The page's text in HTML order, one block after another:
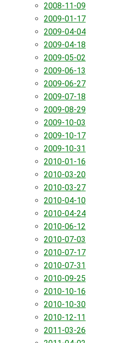
2008-11-09
2009-01-17
2009-04-04
2009-04-18
2009-05-02
2009-06-13
2009-06-27
2009-07-18
2009-08-29
2009-10-03
2009-10-17
2009-10-31
2010-01-16
2010-03-20
2010-03-27
2010-04-10
2010-04-24
2010-06-12
2010-07-03
2010-07-17
2010-07-31
2010-09-25
2010-10-16
2010-10-30
2010-12-11
2011-03-26